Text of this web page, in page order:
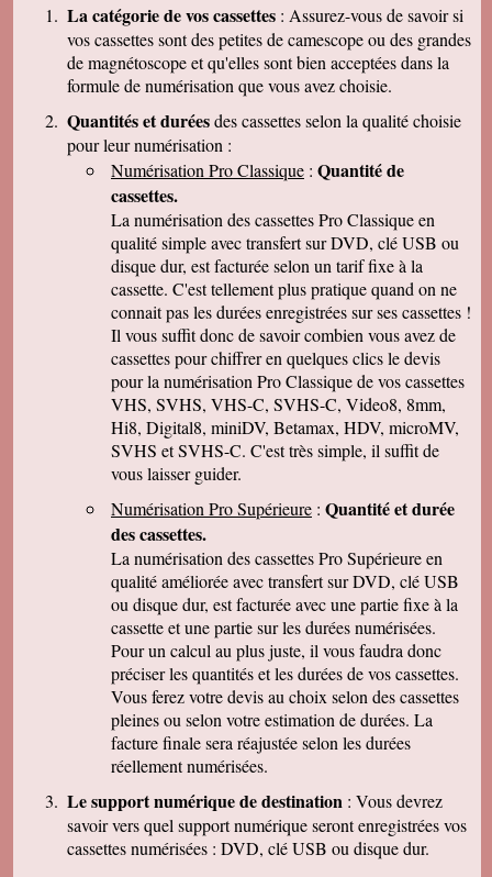
Thierry P.
j'ai bien reçu les lots de dvd ! merci de votre
travail et de votre gentillesse ! cordialement
Patrick C.
J 'ai bien reçu le colis , je suis content de votre
travail, ma famille en métropole doit vous
envoyer le reste des cassettes. Cordialement
J-Claude L.
Bonjour, je voulait vous remercier sincérement
pour le travail que avez effectuer en restituant
les films de nos cassettes mini dv sur dvd.
Vôtre travail est excellent et vôtre sérieux est
irréprochable. Nous auront d'autre cassettes a
vous envoyer prochainement. Encore merci est
désoler de vous remercier avec autant de retard
... Bonne continuation
Caroline P.
Merci pour votre professionnalisme. vous etes
une bonne adresse et ne manquerais pas de
parler de vous . Encore merci
J-Pierre B.
Tout est OK, merci! Dans l'avenir, j'aurai sans
doute encore recours à vous pour le même
genre de travail. Cordialement
Félix F.
J'ai bien reçu votre colis et vous remercie d'
avoir effectué ce travail délicat . J'ai visionné
les disquettes et suis pour ma part satisfait , je
pense que mon fils sera très heureux de
retrouver de tels souvenirs. Merci beaucoup
pour la rapidité du traitement de ma commande,
Très cordialement.
Michel J.
Bonjour merci de votre professionalisme et
exactitude si l'occasion se présente de vous
faire connaître je le ferai avec plaisir.
Cordialement
La catégorie de vos cassettes : Assurez-vous de savoir si
vos cassettes sont des petites de camescope ou des grandes
de magnétoscope et qu'elles sont bien acceptées dans la
formule de numérisation que vous avez choisie.
Quantités et duréesdes cassettes selon la qualité choisie
pour leur numérisation :
Numérisation Pro Classique : Quantité de
cassettes.
La numérisation des cassettes Pro Classique en
qualité simple avec transfert sur DVD, clé USB ou
disque dur, est facturée selon un tarif fixe à la
cassette. C'est tellement plus pratique quand on ne
connait pas les durées enregistrées sur ses cassettes !
Il vous suffit donc de savoir combien vous avez de
cassettes pour chiffrer en quelques clics le devis
pour la numérisation Pro Classique de vos cassettes
VHS, SVHS, VHS-C, SVHS-C, Video8, 8mm,
Hi8, Digital8, miniDV, Betamax, HDV, microMV,
SVHS et SVHS-C. C'est très simple, il suffit de
vous laisser guider.
Numérisation Pro Supérieure : Quantité et durée
des cassettes.
La numérisation des cassettes Pro Supérieure en
qualité améliorée avec transfert sur DVD, clé USB
ou disque dur, est facturée avec une partie fixe à la
cassette et une partie sur les durées numérisées.
Pour un calcul au plus juste, il vous faudra donc
préciser les quantités et les durées de vos cassettes.
Vous ferez votre devis au choix selon des cassettes
pleines ou selon votre estimation de durées. La
facture finale sera réajustée selon les durées
réellement numérisées.
Le support numérique de destination : Vous devrez
savoir vers quel support numérique seront enregistrées vos
cassettes numérisées : DVD, clé USB ou disque dur.